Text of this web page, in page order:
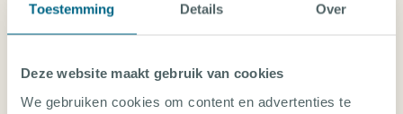
Toestemming Details Over
Deze website maakt gebruik van cookies
We gebruiken cookies om content en advertenties te
SPECIAL 6 - 13 MAR 2027
ROUTE
(POP)
€4.026
Niets beschikbaar